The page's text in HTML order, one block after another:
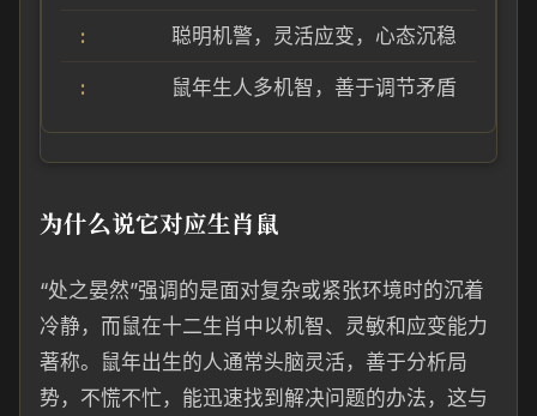
聪明机警，灵活应变，心态沉稳
鼠年生人多机智，善于调节矛盾
为什么说它对应生肖鼠
“处之晏然”强调的是面对复杂或紧张环境时的沉着
冷静，而鼠在十二生肖中以机智、灵敏和应变能力
著称。鼠年出生的人通常头脑灵活，善于分析局
势，不慌不忙，能迅速找到解决问题的办法，这与